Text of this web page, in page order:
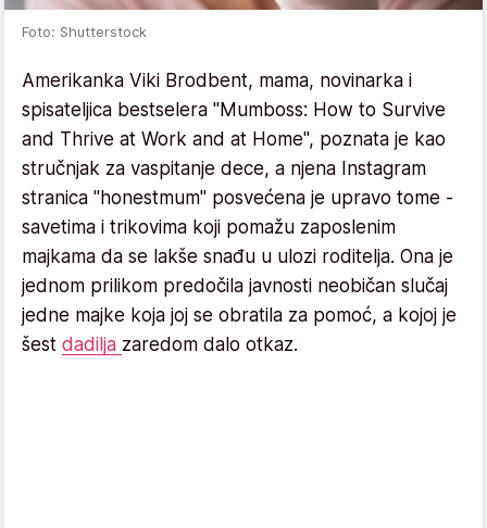
Foto: Shutterstock
Amerikanka Viki Brodbent, mama, novinarka i
spisateljica bestselera "Mumboss: How to Survive
and Thrive at Work and at Home", poznata je kao
stručnjak za vaspitanje dece, a njena Instagram
stranica "honestmum" posvećena je upravo tome -
savetima i trikovima koji pomažu zaposlenim
majkama da se lakše snađu u ulozi roditelja. Ona je
jednom prilikom predočila javnosti neobičan slučaj
jedne majke koja joj se obratila za pomoć, a kojoj je
šest dadilja zaredom dalo otkaz.